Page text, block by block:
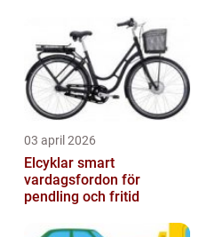
03 april 2026
Elcyklar smart
vardagsfordon för
pendling och fritid